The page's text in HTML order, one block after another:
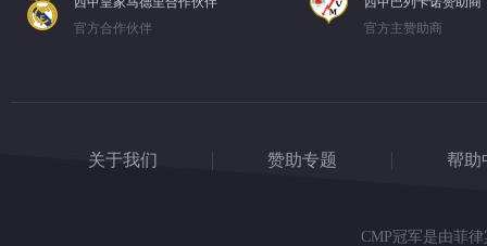
官方合作伙伴
官方主赞助商
关于我们 赞助专题 帮助
CMP冠军是由菲